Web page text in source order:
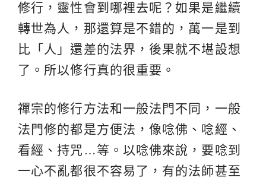
修行，靈性會到哪裡去呢？如果是繼續
轉世為人，那還算是不錯的，萬一是到
比「人」還差的法界，後果就不堪設想
了。所以修行真的很重要。
禪宗的修行方法和一般法門不同，一般
法門修的都是方便法，像唸佛、唸經、
看經、持咒…等。以唸佛來說，要唸到
一心不亂都很不容易了，有的法師甚至